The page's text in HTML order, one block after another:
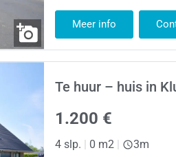
Meer info
Te huur – huis in
1.200 €
4 slp. | 0 m2 | 3m